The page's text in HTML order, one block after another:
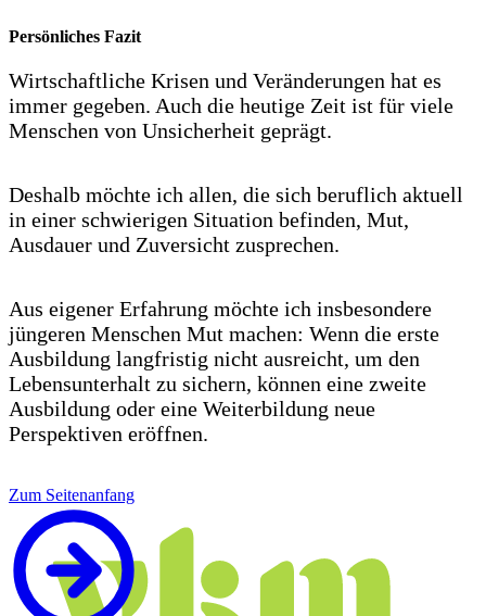
Persönliches Fazit
Wirtschaftliche Krisen und Veränderungen hat es
immer gegeben. Auch die heutige Zeit ist für viele
Menschen von Unsicherheit geprägt.
Deshalb möchte ich allen, die sich beruflich aktuell
in einer schwierigen Situation befinden, Mut,
Ausdauer und Zuversicht zusprechen.
Aus eigener Erfahrung möchte ich insbesondere
jüngeren Menschen Mut machen: Wenn die erste
Ausbildung langfristig nicht ausreicht, um den
Lebensunterhalt zu sichern, können eine zweite
Ausbildung oder eine Weiterbildung neue
Perspektiven eröffnen.
Zum Seitenanfang